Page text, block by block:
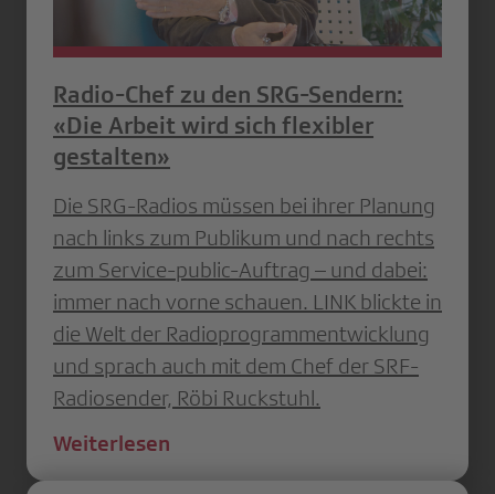
Radio-Chef zu den SRG-Sendern:
«Die Arbeit wird sich flexibler
gestalten»
Die SRG-Radios müssen bei ihrer Planung
nach links zum Publikum und nach rechts
zum Service-public-Auftrag – und dabei:
immer nach vorne schauen. LINK blickte in
die Welt der Radioprogrammentwicklung
und sprach auch mit dem Chef der SRF-
Radiosender, Röbi Ruckstuhl.
Weiterlesen